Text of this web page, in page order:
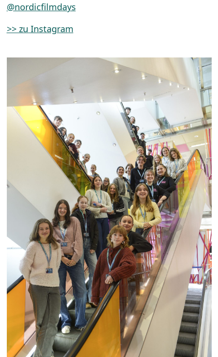
@nordicfilmdays
>> zu Instagram